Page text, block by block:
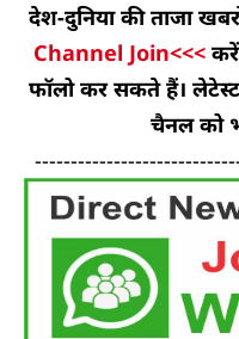
देश-दुनिया की ताजा
Channel Join<<<
फॉलो कर सकते हैं।
चैनल को